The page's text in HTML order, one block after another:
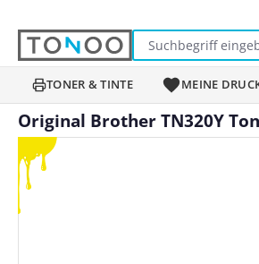
TONER & TINTE MEINE
Original Brother TN320Y
Bildergalerie überspringen